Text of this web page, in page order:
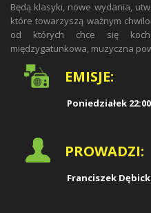
Będą klasyki, nowe wydania,
które towarzyszą ważnym
od których chce się
międzygatunkowa, muzyczna
EMISJE:
Poniedziałek 22:00
PROWADZI:
Franciszek